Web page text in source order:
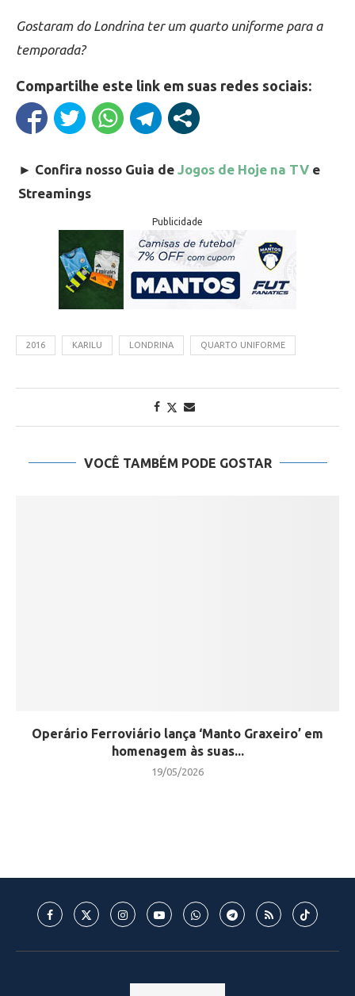
Gostaram do Londrina ter um quarto uniforme para a
temporada?
Compartilhe este link em suas redes sociais:
► Confira nosso Guia de Jogos de Hoje na TV e
Streamings
Publicidade
2016 KARILU LONDRINA QUARTO UNIFORME
VOCÊ TAMBÉM PODE GOSTAR
Operário Ferroviário lança ‘Manto Graxeiro’ em
homenagem às suas...
19/05/2026